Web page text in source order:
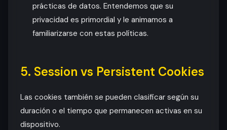
prácticas de datos. Entendemos que su
privacidad es primordial y le animamos a
familiarizarse con estas políticas.
5. Session vs Persistent Cookies
Las cookies también se pueden clasificar según su
duración o el tiempo que permanecen activas en su
dispositivo.